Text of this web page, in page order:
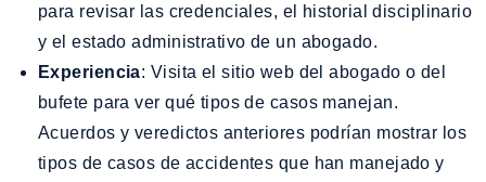
para revisar las credenciales, el historial disciplinario
y el estado administrativo de un abogado.
Experiencia: Visita el sitio web del abogado o del
bufete para ver qué tipos de casos manejan.
Acuerdos y veredictos anteriores podrían mostrar los
tipos de casos de accidentes que han manejado y